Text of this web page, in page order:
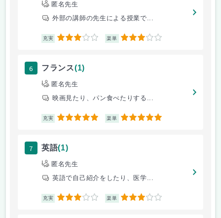
匿名先生
外部の講師の先生による授業で...
充実 3 楽単 3
6 フランス(1)
匿名先生
映画見たり、パン食べたりする...
充実 5 楽単 5
7 英語(1)
匿名先生
英語で自己紹介をしたり、医学...
充実 3 楽単 3